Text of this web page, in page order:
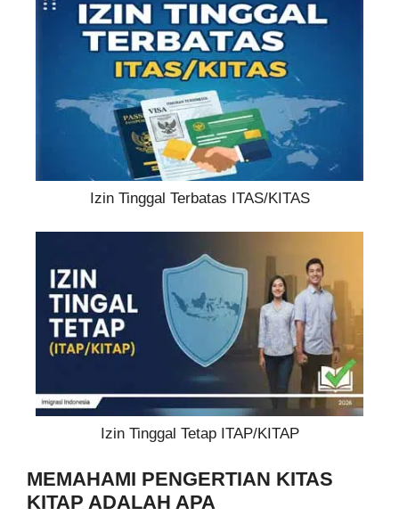
Izin Tinggal Terbatas ITAS/KITAS
Izin Tinggal Tetap ITAP/KITAP
MEMAHAMI PENGERTIAN KITAS
KITAP ADALAH APA